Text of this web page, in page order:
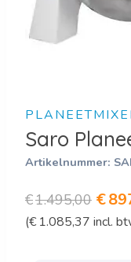
Saro
Artikelnummer:
€1.495,00
prijs
€
(€ 1.085,37 incl.